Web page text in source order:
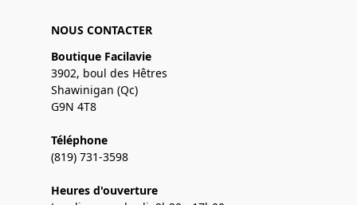
NOUS CONTACTER
Boutique Facilavie
3902, boul des Hêtres
Shawinigan (Qc)
G9N 4T8
Téléphone
(819) 731-3598
Heures d'ouverture